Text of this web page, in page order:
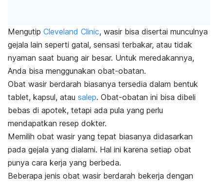
Mengutip Cleveland Clinic, wasir bisa disertai munculnya
gejala lain seperti gatal, sensasi terbakar, atau tidak
nyaman saat buang air besar. Untuk meredakannya,
Anda bisa menggunakan obat-obatan.
Obat wasir berdarah biasanya tersedia dalam bentuk
tablet, kapsul, atau salep. Obat-obatan ini bisa dibeli
bebas di apotek, tetapi ada pula yang perlu
mendapatkan resep dokter.
Memilih obat wasir yang tepat biasanya didasarkan
pada gejala yang dialami. Hal ini karena setiap obat
punya cara kerja yang berbeda.
Beberapa jenis obat wasir berdarah bekerja dengan